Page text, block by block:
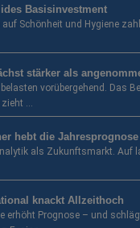
Basisinvestment
Schönheit und Hygiene
stärker als
vorübergehend. Das
zieht …
hebt die Jahresprognose
als Zukunftsmarkt. Auf
knackt Allzeithoch
erhöht Prognose – und